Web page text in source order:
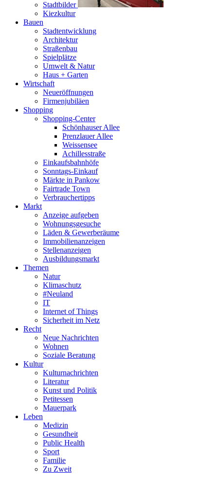
Stadtbilder
Kiezkultur
Bauen
Stadtentwicklung
Architektur
Straßenbau
Spielplätze
Umwelt & Natur
Haus + Garten
Wirtschaft
Neueröffnungen
Firmenjubiläen
Shopping
Shopping-Center
Schönhauser Allee
Prenzlauer Allee
Weissensee
Achillesstraße
Einkaufsbahnhöfe
Sonntags-Einkauf
Märkte in Pankow
Fairtrade Town
Verbrauchertipps
Markt
Anzeige aufgeben
Wohnungsgesuche
Läden & Gewerberäume
Immobilienanzeigen
Stellenanzeigen
Ausbildungsmarkt
Themen
Natur
Klimaschutz
#Neuland
IT
Internet of Things
Sicherheit im Netz
Recht
Neue Nachrichten
Wohnen
Soziale Beratung
Kultur
Kulturnachrichten
Literatur
Kunst und Politik
Petitessen
Mauerpark
Leben
Medizin
Gesundheit
Public Health
Sport
Familie
Zu Zweit